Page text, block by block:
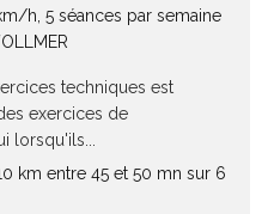
h, 5 séances par semaine
techniques est
exercices de
lorsqu'ils...
km entre 45 et 50 mn sur 6